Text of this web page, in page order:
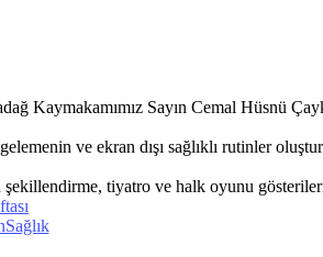
Kaymakamımız Sayın Cemal Hüsnü
ve ekran dışı sağlıklı rutinler
tiyatro ve halk oyunu